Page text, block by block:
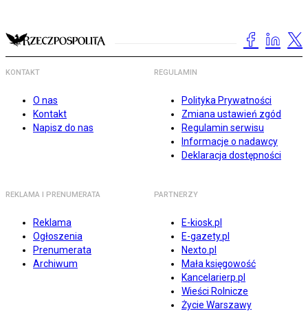
KONTAKT
O nas
Kontakt
Napisz do nas
REGULAMIN
Polityka Prywatności
Zmiana ustawień zgód
Regulamin serwisu
Informacje o nadawcy
Deklaracja dostępności
REKLAMA I PRENUMERATA
Reklama
Ogłoszenia
Prenumerata
Archiwum
PARTNERZY
E-kiosk.pl
E-gazety.pl
Nexto.pl
Mała księgowość
Kancelarierp.pl
Wieści Rolnicze
Życie Warszawy